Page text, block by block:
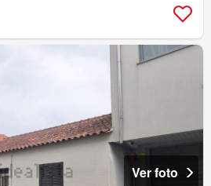
Ver foto